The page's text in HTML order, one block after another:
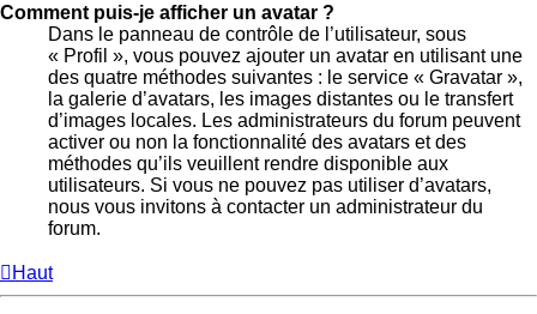
Comment puis-je afficher un avatar ?
Dans le panneau de contrôle de l’utilisateur, sous
« Profil », vous pouvez ajouter un avatar en utilisant une
des quatre méthodes suivantes : le service « Gravatar »,
la galerie d’avatars, les images distantes ou le transfert
d’images locales. Les administrateurs du forum peuvent
activer ou non la fonctionnalité des avatars et des
méthodes qu’ils veuillent rendre disponible aux
utilisateurs. Si vous ne pouvez pas utiliser d’avatars,
nous vous invitons à contacter un administrateur du
forum.
Haut